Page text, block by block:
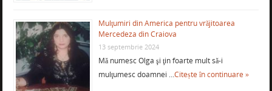
Mulţumiri din America pentru vrăjitoarea
Mercedeza din Craiova
13 septembrie 2024
Mă numesc Olga şi ţin foarte mult să-i
mulţumesc doamnei …Citește în continuare »